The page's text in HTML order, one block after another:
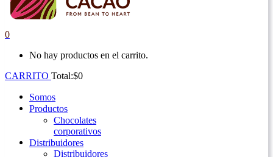
0
No hay productos en el carrito.
CARRITO Total:$0
Somos
Productos
Chocolates
corporativos
Distribuidores
Distribuidores